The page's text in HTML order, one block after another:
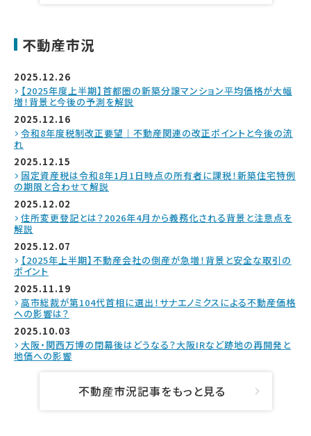
不動産市況
2025.12.26
【2025年度上半期】首都圏の新築分譲マンション平均価格が大幅
増！背景と今後の予測を解説
2025.12.16
令和8年度税制改正要望｜不動産関連の改正ポイントと今後の流
れ
2025.12.15
固定資産税は令和8年1月1日時点の所有者に課税！新築住宅特例
の期限と合わせて解説
2025.12.02
住所変更登記とは？2026年4月から義務化される背景と注意点を
解説
2025.12.07
【2025年上半期】不動産会社の倒産が急増！背景と安全な取引の
ポイント
2025.11.19
高市総裁が第104代首相に選出！サナエノミクスによる不動産価格
への影響は？
2025.10.03
大阪・関西万博の閉幕後はどうなる？大阪IRなど跡地の再開発と
地価への影響
不動産市況記事をもっと見る